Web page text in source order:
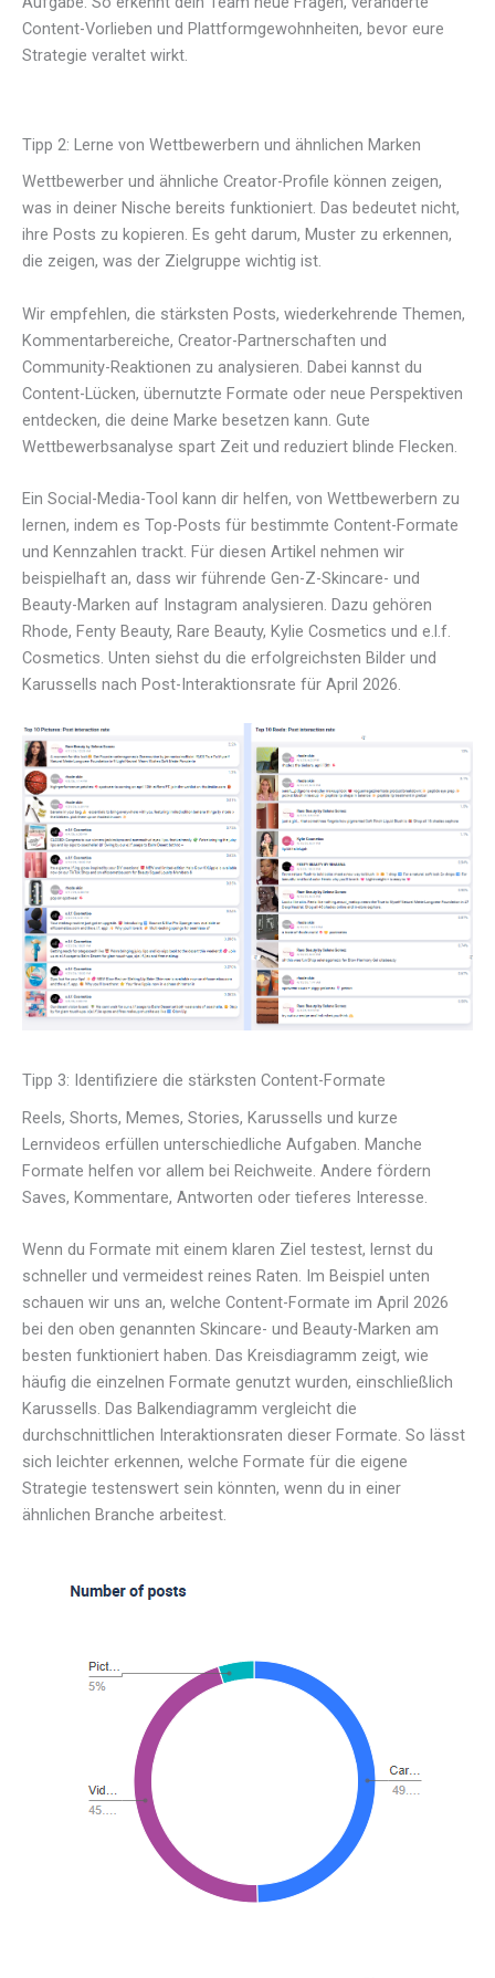
Content-Vorlieben und Plattformgewohnheiten, bevor eure
Strategie veraltet wirkt.
Tipp 2: Lerne von Wettbewerbern und ähnlichen Marken
Wettbewerber und ähnliche Creator-Profile können zeigen,
was in deiner Nische bereits funktioniert. Das bedeutet nicht,
ihre Posts zu kopieren. Es geht darum, Muster zu erkennen,
die zeigen, was der Zielgruppe wichtig ist.
Wir empfehlen, die stärksten Posts, wiederkehrende Themen,
Kommentarbereiche, Creator-Partnerschaften und
Community-Reaktionen zu analysieren. Dabei kannst du
Content-Lücken, übernutzte Formate oder neue Perspektiven
entdecken, die deine Marke besetzen kann. Gute
Wettbewerbsanalyse spart Zeit und reduziert blinde Flecken.
Ein Social-Media-Tool kann dir helfen, von Wettbewerbern zu
lernen, indem es Top-Posts für bestimmte Content-Formate
und Kennzahlen trackt. Für diesen Artikel nehmen wir
beispielhaft an, dass wir führende Gen-Z-Skincare- und
Beauty-Marken auf Instagram analysieren. Dazu gehören
Rhode, Fenty Beauty, Rare Beauty, Kylie Cosmetics und e.l.f.
Cosmetics. Unten siehst du die erfolgreichsten Bilder und
Karussells nach Post-Interaktionsrate für April 2026.
Tipp 3: Identifiziere die stärksten Content-Formate
Reels, Shorts, Memes, Stories, Karussells und kurze
Lernvideos erfüllen unterschiedliche Aufgaben. Manche
Formate helfen vor allem bei Reichweite. Andere fördern
Saves, Kommentare, Antworten oder tieferes Interesse.
Wenn du Formate mit einem klaren Ziel testest, lernst du
schneller und vermeidest reines Raten. Im Beispiel unten
schauen wir uns an, welche Content-Formate im April 2026
bei den oben genannten Skincare- und Beauty-Marken am
besten funktioniert haben. Das Kreisdiagramm zeigt, wie
häufig die einzelnen Formate genutzt wurden, einschließlich
Karussells. Das Balkendiagramm vergleicht die
durchschnittlichen Interaktionsraten dieser Formate. So lässt
sich leichter erkennen, welche Formate für die eigene
Strategie testenswert sein könnten, wenn du in einer
ähnlichen Branche arbeitest.